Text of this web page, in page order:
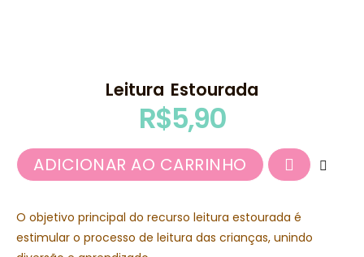
Leitura Estourada
R$5,90
ADICIONAR AO CARRINHO
O objetivo principal do recurso leitura estourada é
estimular o processo de leitura das crianças, unindo